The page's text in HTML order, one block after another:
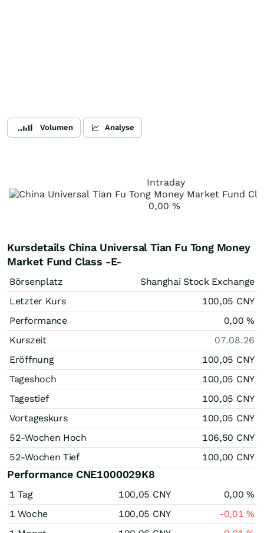
Volumen Analyse
Intraday
0,00 %
Kursdetails China Universal Tian Fu Tong Money
Market Fund Class -E-
Börsenplatz
Shanghai Stock Exchange
Letzter Kurs
100,05 CNY
Performance
0,00%
Kurszeit
07.08.26
Eröffnung
100,05 CNY
Tageshoch
100,05 CNY
Tagestief
100,05 CNY
Vortageskurs
100,05 CNY
52-Wochen Hoch
106,50 CNY
52-Wochen Tief
100,00 CNY
Performance CNE1000029K8
1 Tag 100,05 CNY 0,00%
1 Woche
100,05 CNY -0,01%